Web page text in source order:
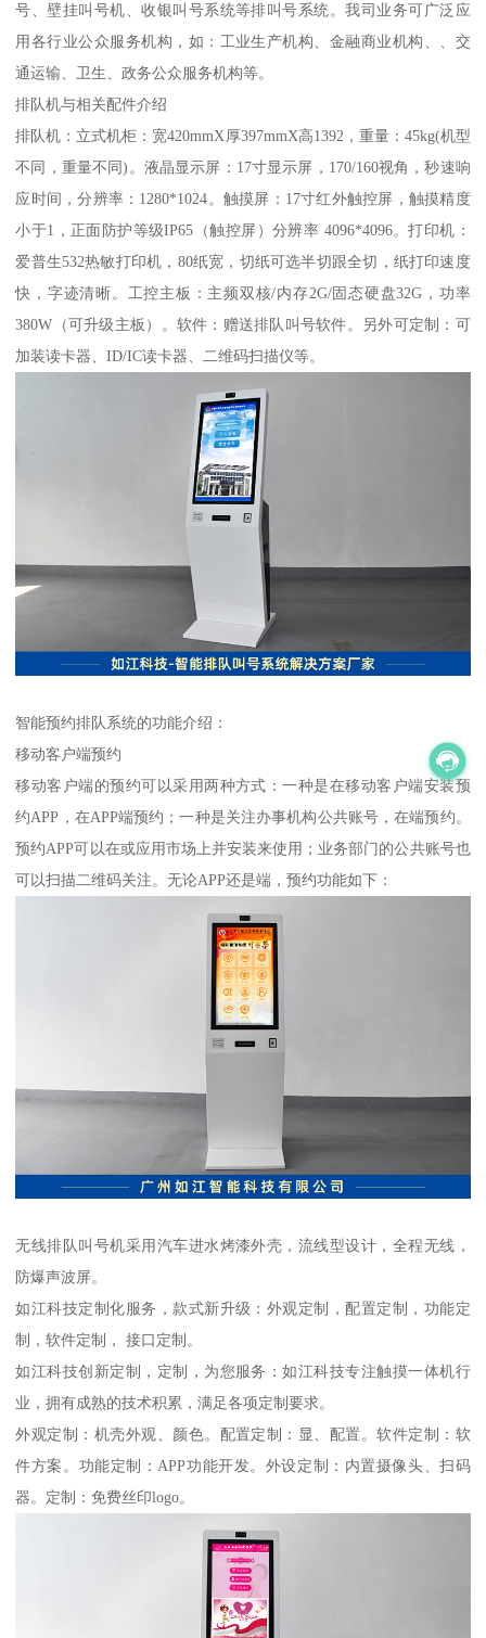
号、壁挂叫号机、收银叫号系统等排叫号系统。我司业务可广泛应
用各行业公众服务机构，如：工业生产机构、金融商业机构、、交
通运输、卫生、政务公众服务机构等。
排队机与相关配件介绍
排队机：立式机柜：宽420mmX厚397mmX高1392，重量：45kg(机型
不同，重量不同)。液晶显示屏：17寸显示屏，170/160视角，秒速响
应时间，分辨率：1280*1024。触摸屏：17寸红外触控屏，触摸精度
小于1，正面防护等级IP65（触控屏）分辨率 4096*4096。打印机：
爱普生532热敏打印机，80纸宽，切纸可选半切跟全切，纸打印速度
快，字迹清晰。工控主板：主频双核/内存2G/固态硬盘32G，功率
380W（可升级主板）。软件：赠送排队叫号软件。另外可定制：可
加装读卡器、ID/IC读卡器、二维码扫描仪等。
智能预约排队系统的功能介绍：
移动客户端预约
移动客户端的预约可以采用两种方式：一种是在移动客户端安装预
约APP，在APP端预约；一种是关注办事机构公共账号，在端预约。
预约APP可以在或应用市场上并安装来使用；业务部门的公共账号也
可以扫描二维码关注。无论APP还是端，预约功能如下：
无线排队叫号机采用汽车进水烤漆外壳，流线型设计，全程无线，
防爆声波屏。
如江科技定制化服务，款式新升级：外观定制，配置定制，功能定
制，软件定制， 接口定制。
如江科技创新定制，定制，为您服务：如江科技专注触摸一体机行
业，拥有成熟的技术积累，满足各项定制要求。
外观定制：机壳外观、颜色。配置定制：显、配置。软件定制：软
件方案。功能定制：APP功能开发。外设定制：内置摄像头、扫码
器。定制：免费丝印logo。